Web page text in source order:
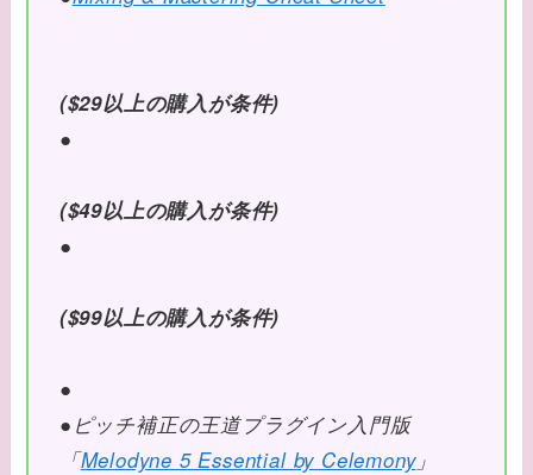
($29以上の購入が条件)
●
($49以上の購入が条件)
●
($99以上の購入が条件)
●
●ピッチ補正の王道プラグイン入門版
「Melodyne 5 Essential by Celemony」